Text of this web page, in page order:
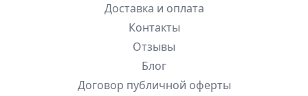
Доставка и оплата
Контакты
Отзывы
Блог
Договор публичной оферты